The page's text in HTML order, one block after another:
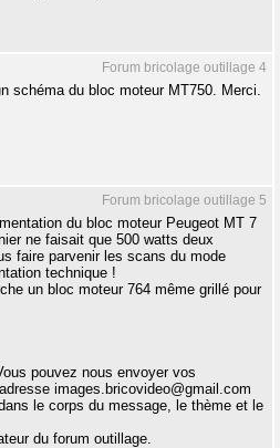
Forum bricolage outillage 4
schéma du bloc moteur MT750. Merci.
Forum bricolage outillage 5
du bloc moteur Peugeot MT 7
ne faisait que 500 watts deux
faire parvenir les scans du mode
technique !
un bloc moteur 764 même grillé pour
pouvez nous envoyer vos
images.bricovideo@gmail.com
le corps du message, le thème et le
du forum outillage.